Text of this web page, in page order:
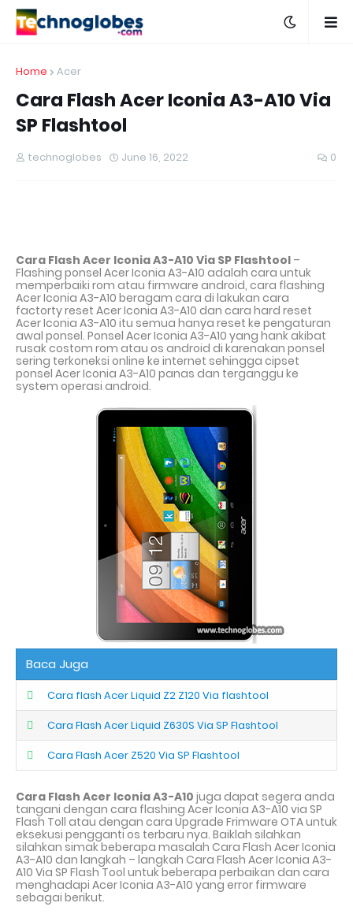
Home Acer
Cara Flash Acer Iconia A3-A10 Via
SP Flashtool
technoglobes June 16, 2022 0
Cara Flash Acer Iconia A3-A10 Via SP Flashtool –
Flashing ponsel Acer Iconia A3-A10 adalah cara untuk
memperbaiki rom atau firmware android, cara flashing
Acer Iconia A3-A10 beragam cara di lakukan cara
factorty reset Acer Iconia A3-A10 dan cara hard reset
Acer Iconia A3-A10 itu semua hanya reset ke pengaturan
awal ponsel. Ponsel Acer Iconia A3-A10 yang hank akibat
rusak costom rom atau os android di karenakan ponsel
sering terkoneksi online ke internet sehingga cipset
ponsel Acer Iconia A3-A10 panas dan terganggu ke
system operasi android.
Baca Juga
Cara flash Acer Liquid Z2 Z120 Via flashtool
Cara Flash Acer Liquid Z630S Via SP Flashtool
Cara Flash Acer Z520 Via SP Flashtool
Cara Flash Acer Iconia A3-A10 juga dapat segera anda
tangani dengan cara flashing Acer Iconia A3-A10 via SP
Flash Toll atau dengan cara Upgrade Frimware OTA untuk
eksekusi pengganti os terbaru nya. Baiklah silahkan
silahkan simak beberapa masalah Cara Flash Acer Iconia
A3-A10 dan langkah – langkah Cara Flash Acer Iconia A3-
A10 Via SP Flash Tool untuk beberapa perbaikan dan cara
menghadapi Acer Iconia A3-A10 yang error firmware
sebagai berikut.